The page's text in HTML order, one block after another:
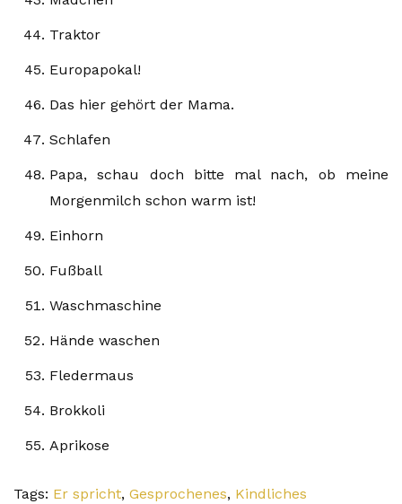
Traktor
Europapokal!
Das hier gehört der Mama.
Schlafen
Papa, schau doch bitte mal nach, ob meine
Morgenmilch schon warm ist!
Einhorn
Fußball
Waschmaschine
Hände waschen
Fledermaus
Brokkoli
Aprikose
Tags: Er spricht, Gesprochenes, Kindliches